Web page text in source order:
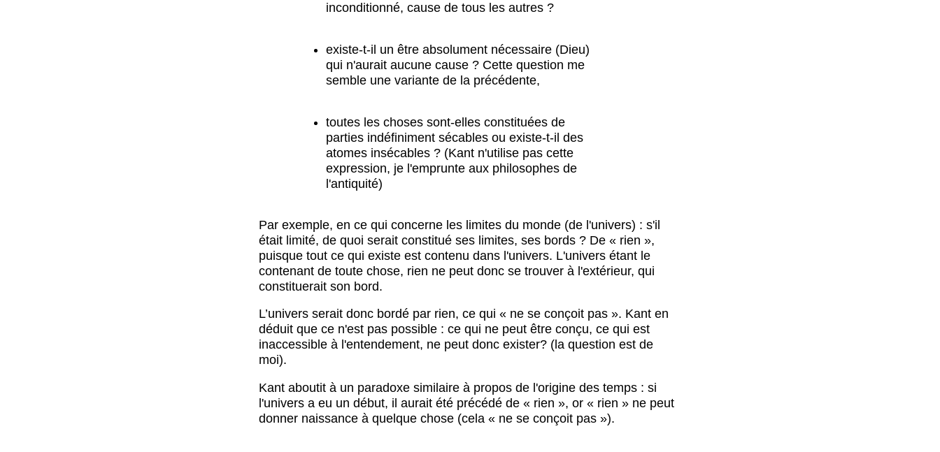
inconditionné, cause de tous les autres ?
existe-t-il un être absolument nécessaire (Dieu)
qui n'aurait aucune cause ? Cette question me
semble une variante de la précédente,
toutes les choses sont-elles constituées de
parties indéfiniment sécables ou existe-t-il des
atomes insécables ? (Kant n'utilise pas cette
expression, je l'emprunte aux philosophes de
l'antiquité)
Par exemple, en ce qui concerne les limites du monde (de l'univers) : s'il
était limité, de quoi serait constitué ses limites, ses bords ? De « rien »,
puisque tout ce qui existe est contenu dans l'univers. L'univers étant le
contenant de toute chose, rien ne peut donc se trouver à l'extérieur, qui
constituerait son bord.
L’univers serait donc bordé par rien, ce qui « ne se conçoit pas ». Kant en
déduit que ce n'est pas possible : ce qui ne peut être conçu, ce qui est
inaccessible à l'entendement, ne peut donc exister? (la question est de
moi).
Kant aboutit à un paradoxe similaire à propos de l'origine des temps : si
l'univers a eu un début, il aurait été précédé de « rien », or « rien » ne peut
donner naissance à quelque chose (cela « ne se conçoit pas »).